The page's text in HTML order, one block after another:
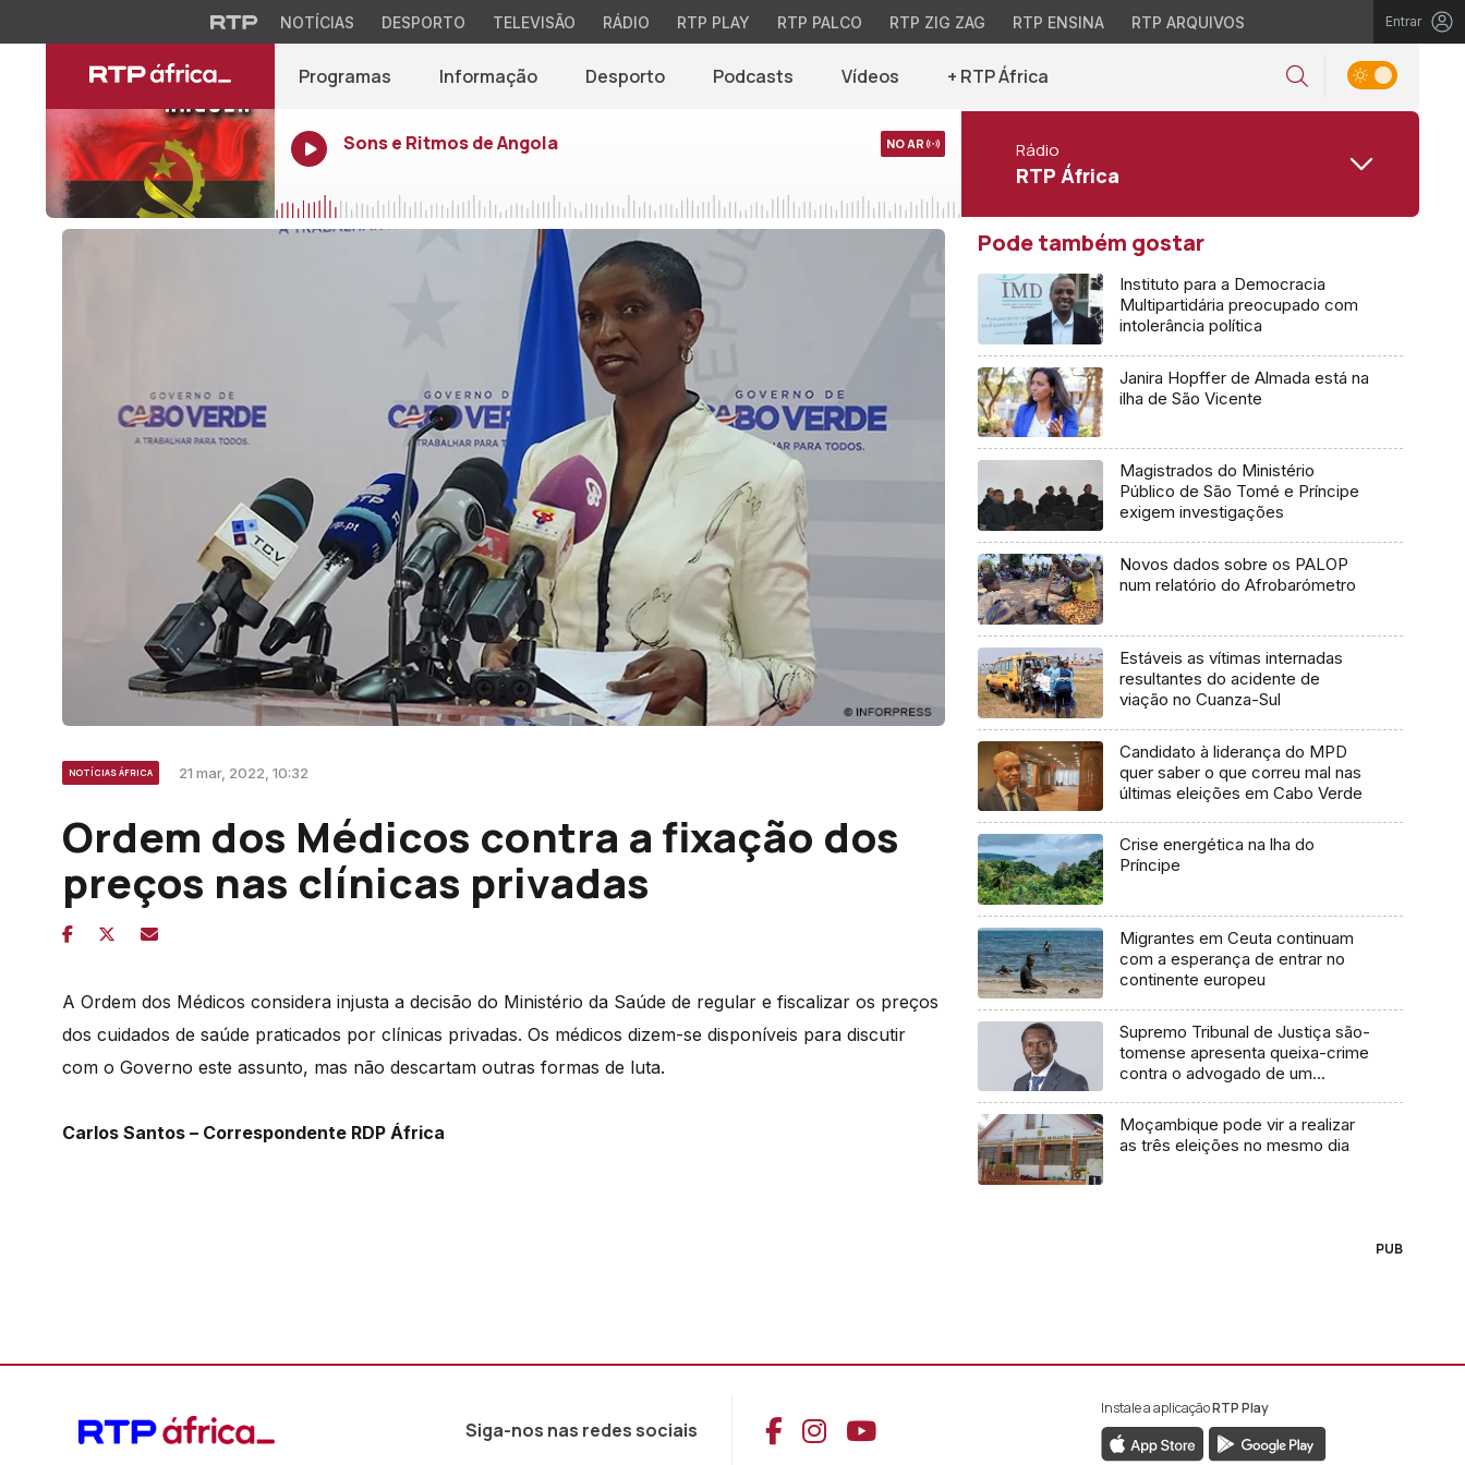
NOTÍCIAS DESPORTO TELEVISÃO RÁDIO RTP PLAY RTP PALCO RTP ZIG ZAG RTP ENSINA RTP ARQUIVOS Entrar
Programas Informação Desporto Podcasts Vídeos + RTP África
Sons e Ritmos de Angola NO AR Rádio
RTP África
NOTÍCIAS ÁFRICA 21 mar, 2022, 10:32
Ordem dos Médicos contra a fixação dos
preços nas clínicas privadas
A Ordem dos Médicos considera injusta a decisão do Ministério da Saúde de regular e fiscalizar os preços
dos cuidados de saúde praticados por clínicas privadas. Os médicos dizem-se disponíveis para discutir
com o Governo este assunto, mas não descartam outras formas de luta.
Carlos Santos – Correspondente RDP África
Pode também gostar
Instituto para a Democracia
Multipartidária preocupado com
intolerância política
Janira Hopffer de Almada está na
ilha de São Vicente
Magistrados do Ministério
Público de São Tomé e Príncipe
exigem investigações
Novos dados sobre os PALOP
num relatório do Afrobarómetro
Estáveis as vítimas internadas
resultantes do acidente de
viação no Cuanza-Sul
Candidato à liderança do MPD
quer saber o que correu mal nas
últimas eleições em Cabo Verde
Crise energética na lha do
Príncipe
Migrantes em Ceuta continuam
com a esperança de entrar no
continente europeu
Supremo Tribunal de Justiça são-
tomense apresenta queixa-crime
contra o advogado de um
Moçambique pode vir a realizar
as três eleições no mesmo dia
PUB
Siga-nos nas redes sociais Aceder ao Facebook da RTP África
Aceder ao Instagram da RTP África
Aceder ao YouTube da RTP África
Instale a aplicaçãoRTP Play